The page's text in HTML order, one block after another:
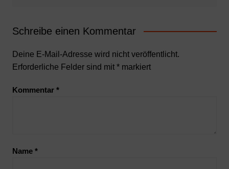
Schreibe einen Kommentar
Deine E-Mail-Adresse wird nicht veröffentlicht.
Erforderliche Felder sind mit *markiert
Kommentar *
Name *